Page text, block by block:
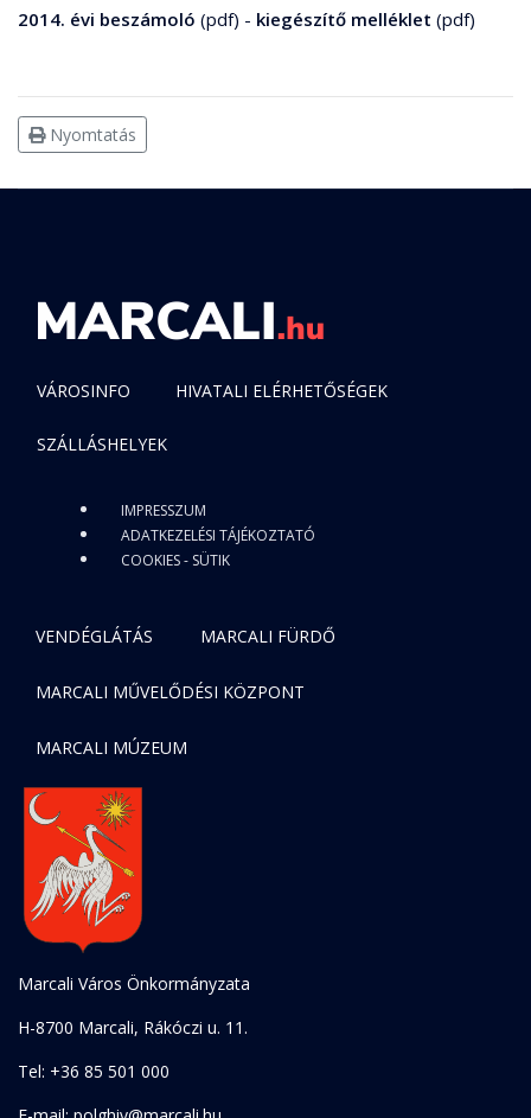
2014. évi beszámoló (pdf) - kiegészítő melléklet (pdf)
Nyomtatás
VÁROSINFO HIVATALI ELÉRHETŐSÉGEK
SZÁLLÁSHELYEK
IMPRESSZUM
ADATKEZELÉSI TÁJÉKOZTATÓ
COOKIES - SÜTIK
VENDÉGLÁTÁS MARCALI FÜRDŐ
MARCALI MŰVELŐDÉSI KÖZPONT
MARCALI MÚZEUM
Marcali Város Önkormányzata
H-8700 Marcali, Rákóczi u. 11.
Tel: +36 85 501 000